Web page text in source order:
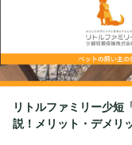
リトルファミリー少短
説！メリット・デメリ